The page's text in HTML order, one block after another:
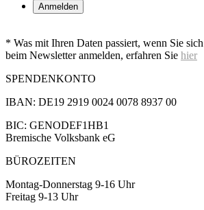
* Was mit Ihren Daten passiert, wenn Sie sich
beim Newsletter anmelden, erfahren Sie hier
SPENDENKONTO
IBAN: DE19 2919 0024 0078 8937 00
BIC: GENODEF1HB1
Bremische Volksbank eG
BÜROZEITEN
Montag-Donnerstag 9-16 Uhr
Freitag 9-13 Uhr